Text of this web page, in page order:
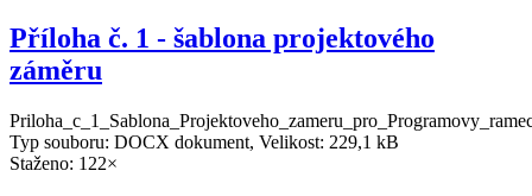
Příloha č. 1 - šablona projektového
záměru
Typ souboru: DOCX dokument, Velikost: 229,1 kB
Staženo: 122×